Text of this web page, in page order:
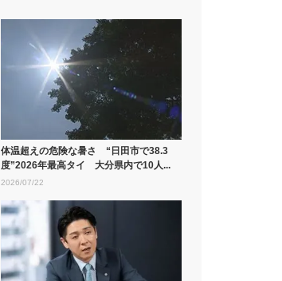
体温超えの危険な暑さ “日田市で38.3
度”2026年最高タイ 大分県内で10人...
2026/07/22